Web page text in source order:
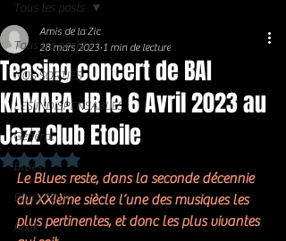
Tous les posts
NOS SORTIES
LES INDISPENSABLES
Général
Blues
Blues Rock
Rock
Tous les posts
Teasing concert de BAI
KAMARA JR le 6 Avril 2023 au
Jazz Club Etoile
Amis de la Zic
28 mars 2023 1 min de lecture
Noté NaN étoiles sur 5.
Le Blues reste, dans la seconde décennie
du XXIème siècle l’une des musiques les
plus pertinentes, et donc les plus vivantes